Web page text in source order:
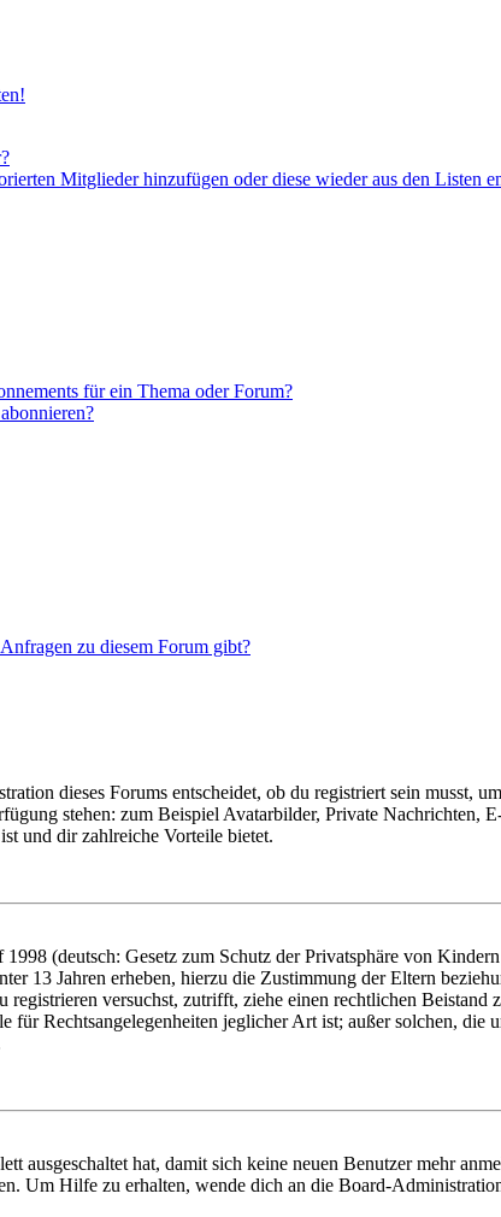
Mitglieder hinzufügen oder diese wieder aus den Listen
für ein Thema oder Forum?
zu diesem Forum gibt?
dieses Forums entscheidet, ob du registriert sein musst,
stehen: zum Beispiel Avatarbilder, Private Nachrichten,
und dir zahlreiche Vorteile bietet.
(deutsch: Gesetz zum Schutz der Privatsphäre von
13 Jahren erheben, hierzu die Zustimmung der Eltern
versuchst, zutrifft, ziehe einen rechtlichen
für Rechtsangelegenheiten jeglicher Art ist; außer solchen,
ausgeschaltet hat, damit sich keine neuen Benutzer mehr
Um Hilfe zu erhalten, wende dich an die Board-